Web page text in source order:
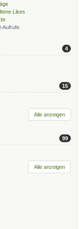
Likes
Aufrufe
4
15
Alle anzeigen
99
Alle anzeigen